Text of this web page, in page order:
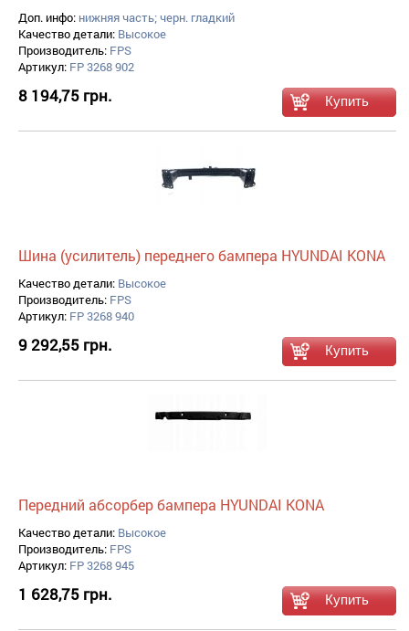
Доп. инфо: нижняя часть; черн. гладкий
Качество детали: Высокое
Производитель: FPS
Артикул: FP 3268 902
8 194,75 грн.
Шина (усилитель) переднего бампера HYUNDAI KONA
Качество детали: Высокое
Производитель: FPS
Артикул: FP 3268 940
9 292,55 грн.
Передний абсорбер бампера HYUNDAI KONA
Качество детали: Высокое
Производитель: FPS
Артикул: FP 3268 945
1 628,75 грн.